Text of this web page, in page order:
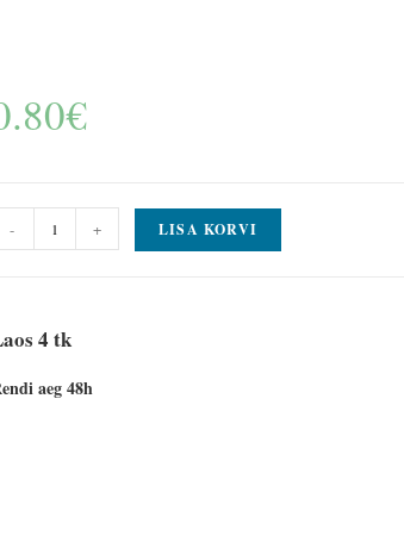
€
- + LISA KORVI
4 tk
aeg 48h